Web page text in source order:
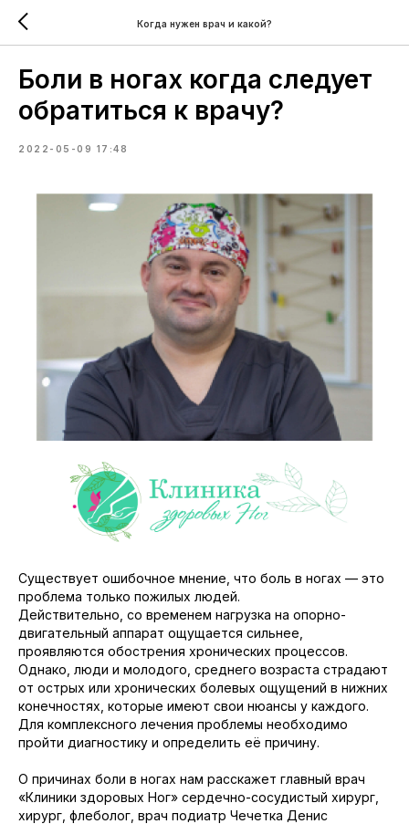
Когда нужен врач и какой?
Боли в ногах когда следует
обратиться к врачу?
2022-05-09 17:48
Существует ошибочное мнение, что боль в ногах — это
проблема только пожилых людей.
Действительно, со временем нагрузка на опорно-
двигательный аппарат ощущается сильнее,
проявляются обострения хронических процессов.
Однако, люди и молодого, среднего возраста страдают
от острых или хронических болевых ощущений в нижних
конечностях, которые имеют свои нюансы у каждого.
Для комплексного лечения проблемы необходимо
пройти диагностику и определить её причину.
О причинах боли в ногах нам расскажет главный врач
«Клиники здоровых Ног» сердечно-сосудистый хирург,
хирург, флеболог, врач подиатр Чечетка Денис